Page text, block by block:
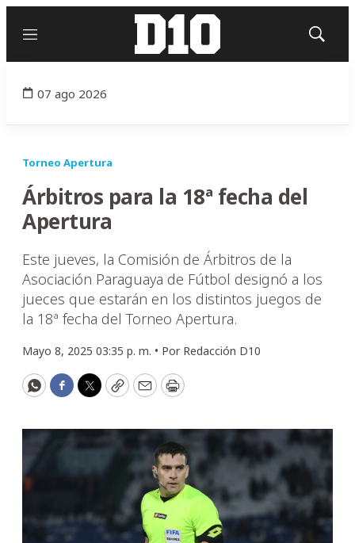
Menú
Mostrar
07 ago 2026
Torneo Apertura
Árbitros para la 18ª fecha del
Apertura
Este jueves, la Comisión de Árbitros de la
Asociación Paraguaya de Fútbol designó a los
jueces que estarán en los distintos juegos de
la 18ª fecha del Torneo Apertura.
Mayo 8, 2025 03:35 p. m. • Por Redacción D10
WhatsApp
Facebook
Twitter
CopyEmailPrint